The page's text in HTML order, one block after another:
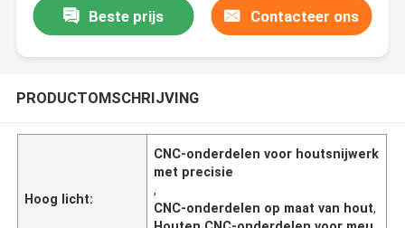
Beste prijs Contacteer ons
PRODUCTOMSCHRIJVING
Hoog licht:
CNC-onderdelen voor houtsnijwerk
met precisie
,
CNC-onderdelen op maat van hout,